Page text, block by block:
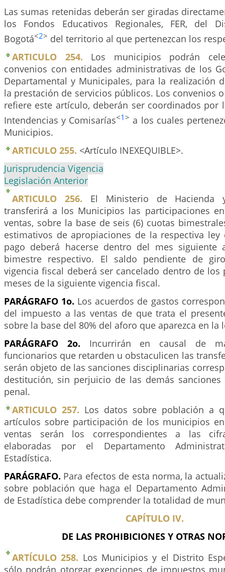
Las sumas retenidas deberán ser giradas
los Fondos Educativos Regionales, FER, del
Bogotá<2> del territorio al que pertenezcan los
ARTICULO 254. Los municipios podrán
convenios con entidades administrativas de los
Departamental y Municipales, para la realización
la prestación de servicios públicos. Los convenios
refiere este artículo, deberán ser coordinados por
Intendencias y Comisarías<1> a los cuales
Municipios.
ARTICULO 255. <Artículo INEXEQUIBLE>.
Jurisprudencia Vigencia
Legislación Anterior
ARTICULO 256. El Ministerio de Hacienda
transferirá a los Municipios las participaciones
ventas, sobre la base de seis (6) cuotas
estimativos de apropiaciones de la respectiva ley
pago deberá hacerse dentro del mes siguiente
bimestre respectivo. El saldo pendiente de
vigencia fiscal deberá ser cancelado dentro de los
meses de la siguiente vigencia fiscal.
PARÁGRAFO 1o. Los acuerdos de gastos
del impuesto a las ventas de que trata el
sobre la base del 80% del aforo que aparezca en la
PARÁGRAFO 2o. Incurrirán en causal de
funcionarios que retarden u obstaculicen las
serán objeto de las sanciones disciplinarias
destitución, sin perjuicio de las demás
penal.
ARTICULO 257. Los datos sobre población a
artículos sobre participación de los municipios
ventas serán los correspondientes a las
elaboradas por el Departamento
Estadística.
PARÁGRAFO. Para efectos de esta norma, la
sobre población que haga el Departamento
de Estadística debe comprender la totalidad de
CAPÍTULO IV.
DE LAS PROHIBICIONES Y OTRAS
ARTÍCULO 258. Los Municipios y el Distrito
sólo podrán otorgar exenciones de impuestos